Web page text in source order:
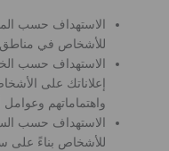
الاستهداف حسب
للأشخاص في مناطق
الاستهداف حسب
إعلاناتك على
واهتماماتهم
الاستهداف حسب
للأشخاص بناءً على